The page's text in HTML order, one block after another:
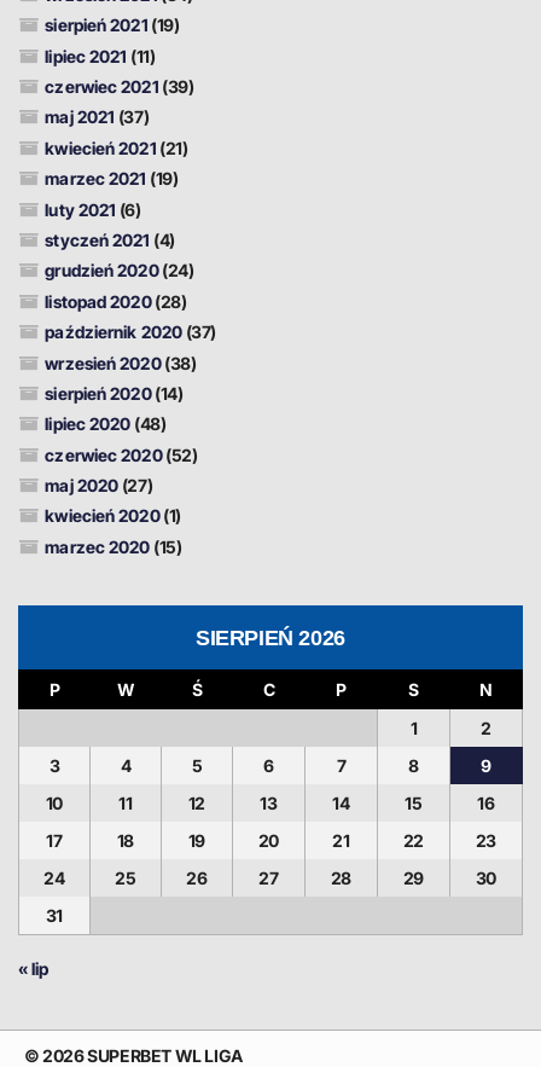
sierpień 2021 (19)
lipiec 2021 (11)
czerwiec 2021 (39)
maj 2021 (37)
kwiecień 2021 (21)
marzec 2021 (19)
luty 2021 (6)
styczeń 2021 (4)
grudzień 2020(24)
listopad 2020(28)
październik 2020(37)
wrzesień 2020(38)
sierpień 2020(14)
lipiec 2020 (48)
czerwiec 2020(52)
maj 2020 (27)
kwiecień 2020(1)
marzec 2020 (15)
SIERPIEŃ 2026
P W Ś C P S
N
1
2
3
4 5 6 7 8
9
10
11 12 13 14 15
16
17
18 19 20 21 22
23
24
25 26 27 28 29
30
31
« lip
© 2026 SUPERBET WL LIGA